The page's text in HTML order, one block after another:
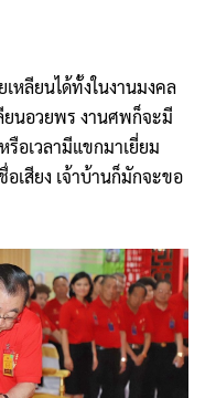
หลียนได้ทั้งในงานมงคล
ยนอวยพร งานศพก็จะมี
อเวลามีแขกมาเยี่ยม
เสียง เจ้าบ้านก็มักจะขอ